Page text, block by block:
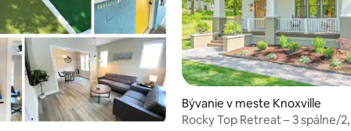
5 z 5, počet hodnotení: 19
Bývanie v meste Knoxville
Rocky Top Retreat – 3 spálne/